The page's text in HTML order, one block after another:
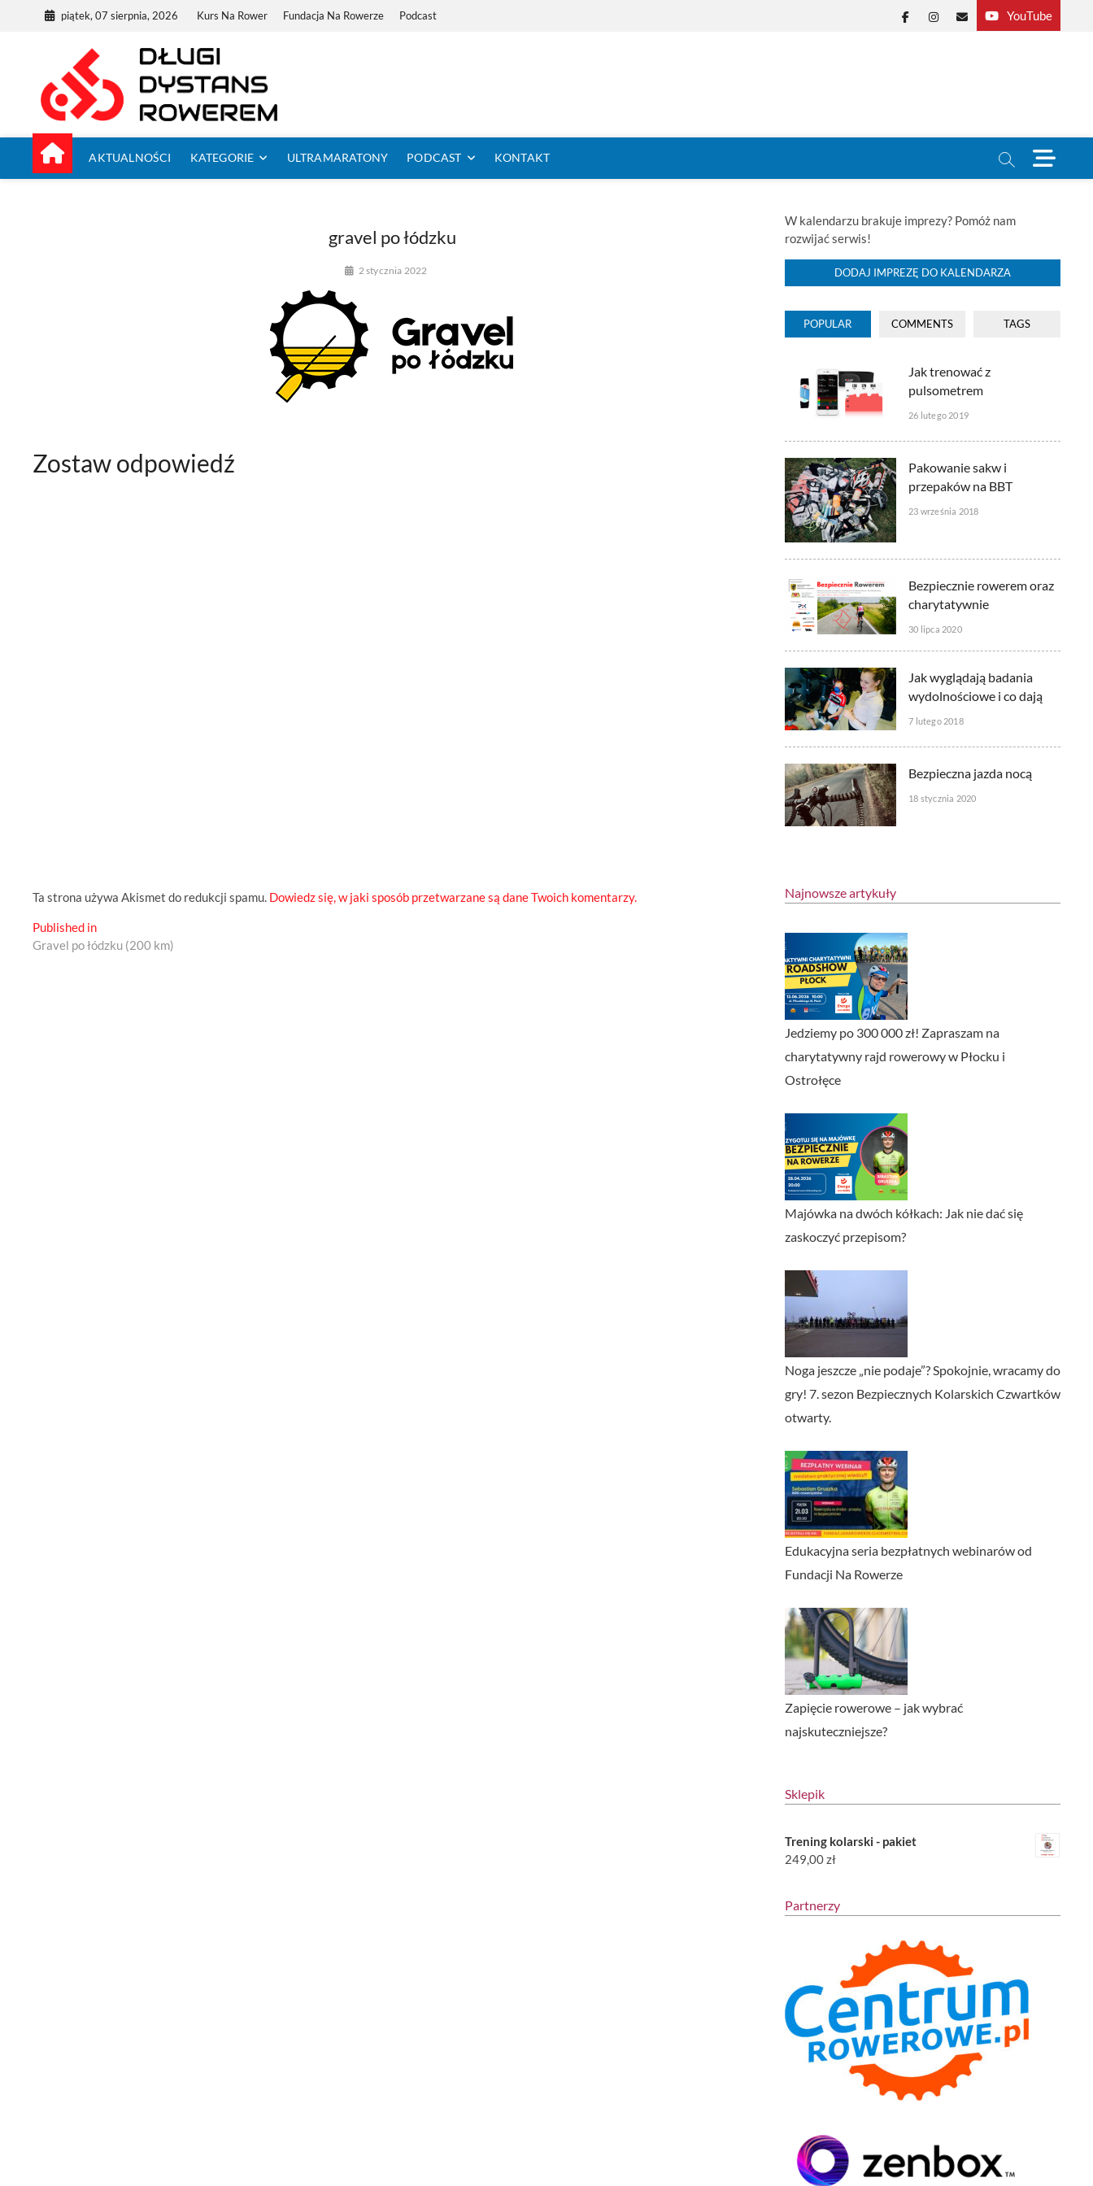
piątek, 07 sierpnia, 2026 Kurs Na Rower Fundacja Na Rowerze Podcast YouTube
Facebook
Instagram
E-
AKTUALNOŚCI KATEGORIE ULTRAMARATONY PODCAST KONTAKT
M
e
n
o
gravel po łódzku
2 stycznia 2022
Zostaw odpowiedź
Ta strona używa Akismet do redukcji spamu. Dowiedz się, w jaki sposób przetwarzane są dane Twoich komentarzy.
Nawigacja
wpisu
Published in
Gravel po łódzku (200 km)
W kalendarzu brakuje imprezy? Pomóż nam
rozwijać serwis!
DODAJ IMPREZĘ DO KALENDARZA
POPULAR COMMENTS TAGS
Jak trenować z
pulsometrem
26 lutego 2019
Pakowanie sakw i
przepaków na BBT
23 września 2018
Bezpiecznie rowerem oraz
charytatywnie
30 lipca 2020
Jak wyglądają badania
wydolnościowe i co dają
7 lutego 2018
Bezpieczna jazda nocą
18 stycznia 2020
Najnowsze artykuły
Jedziemy po 300 000 zł! Zapraszam na
charytatywny rajd rowerowy w Płocku i
Ostrołęce
Majówka na dwóch kółkach: Jak nie dać się
zaskoczyć przepisom?
Noga jeszcze „nie podaje”? Spokojnie, wracamy do
gry! 7. sezon Bezpiecznych Kolarskich Czwartków
otwarty.
Edukacyjna seria bezpłatnych webinarów od
Fundacji Na Rowerze
Zapięcie rowerowe – jak wybrać
najskuteczniejsze?
Sklepik
Trening kolarski - pakiet
249,00zł
Partnerzy